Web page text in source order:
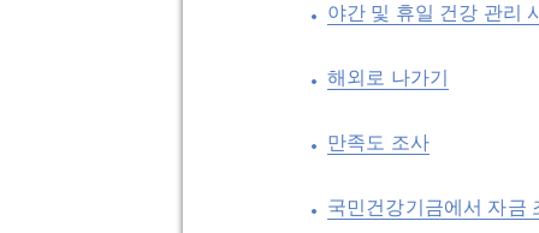
야간 및 휴일 건강 관리
해외로 나가기
만족도 조사
국민건강기금에서 자금